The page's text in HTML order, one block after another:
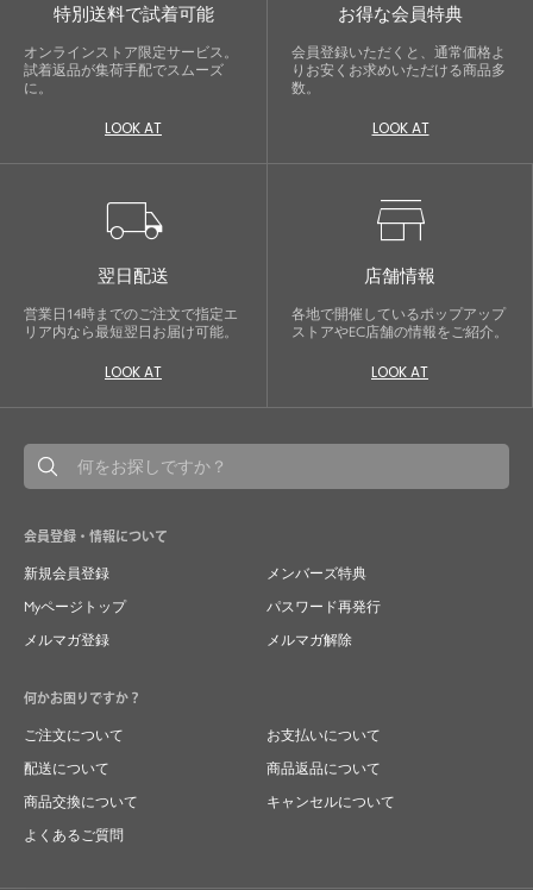
特別送料で試着可能
オンラインストア限定サービス。
試着返品が集荷手配でスムーズ
に。
LOOK AT
お得な会員特典
会員登録いただくと、通常価格よ
りお安くお求めいただける商品多
数。
LOOK AT
local_shipping
翌日配送
営業日14時までのご注文で指定エ
リア内なら最短翌日お届け可能。
LOOK AT
store
店舗情報
各地で開催しているポップアップ
ストアやEC店舗の情報をご紹介。
LOOK AT
会員登録・情報について
新規会員登録
メンバーズ特典
Myページトップ
パスワード再発行
メルマガ登録
メルマガ解除
何かお困りですか？
ご注文について
お支払いについて
配送について
商品返品について
商品交換について
キャンセルについて
よくあるご質問